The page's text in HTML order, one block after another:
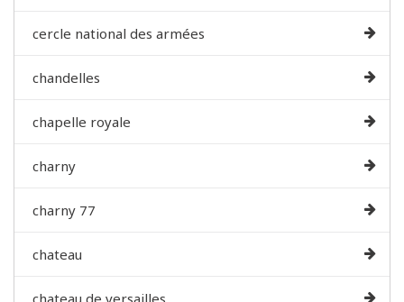
cercle national des armées
chandelles
chapelle royale
charny
charny 77
chateau